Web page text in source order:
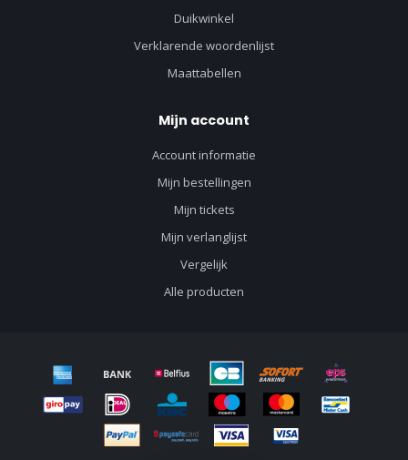
Duikwinkel
Verklarende woordenlijst
Maattabellen
Mijn account
Account informatie
Mijn bestellingen
Mijn tickets
Mijn verlanglijst
Vergelijk
Alle producten